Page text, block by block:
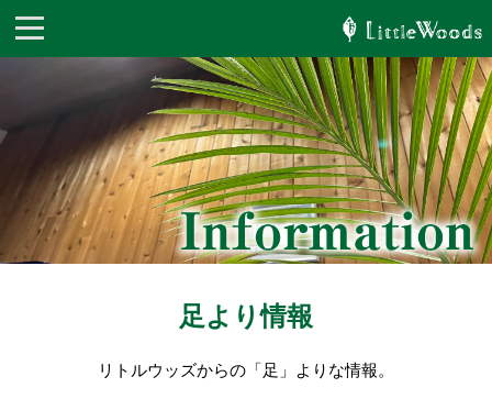
足より情報
リトルウッズからの「足」よりな情報。